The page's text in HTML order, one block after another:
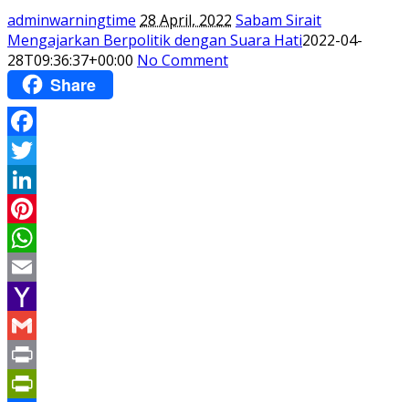
adminwarningtime 28 April, 2022 Sabam Sirait
Mengajarkan Berpolitik dengan Suara Hati2022-04-
28T09:36:37+00:00 No Comment
Share
Facebook
Twitter
LinkedIn
Pinterest
WhatsApp
Email
Yahoo
Mail
Gmail
Print